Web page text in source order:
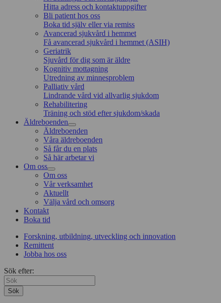
Hitta adress och kontaktuppgifter
Bli patient hos oss
Boka tid själv eller via remiss
Avancerad sjukvård i hemmet
Få avancerad sjukvård i hemmet (ASIH)
Geriatrik
Sjuvård för dig som är äldre
Kognitiv mottagning
Utredning av minnesproblem
Palliativ vård
Lindrande vård vid allvarlig sjukdom
Rehabilitering
Träning och stöd efter sjukdom/skada
Äldreboenden
Äldreboenden
Våra äldreboenden
Så får du en plats
Så här arbetar vi
Om oss
Om oss
Vår verksamhet
Aktuellt
Välja vård och omsorg
Kontakt
Boka tid
Forskning, utbildning, utveckling och innovation
Remittent
Jobba hos oss
Sök efter:
Sök